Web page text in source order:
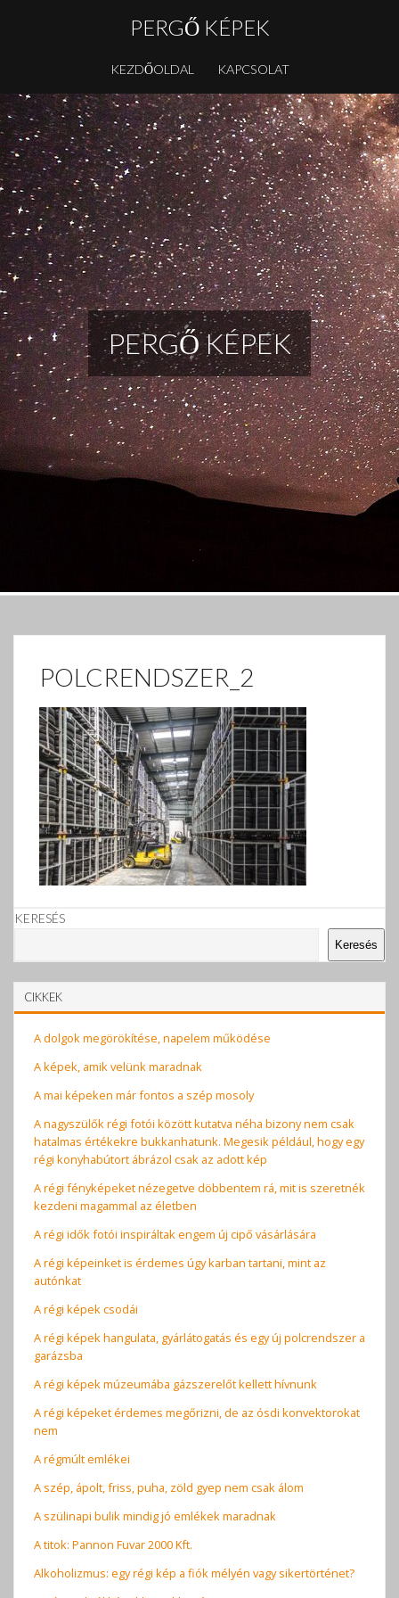
PERGŐ KÉPEK
KEZDŐOLDAL KAPCSOLAT
PERGŐ KÉPEK
POLCRENDSZER_2
KERESÉS
Keresés
CIKKEK
A dolgok megörökítése, napelem működése
A képek, amik velünk maradnak
A mai képeken már fontos a szép mosoly
A nagyszülők régi fotói között kutatva néha bizony nem csak
hatalmas értékekre bukkanhatunk. Megesik például, hogy egy
régi konyhabútort ábrázol csak az adott kép
A régi fényképeket nézegetve döbbentem rá, mit is szeretnék
kezdeni magammal az életben
A régi idők fotói inspiráltak engem új cipő vásárlására
A régi képeinket is érdemes úgy karban tartani, mint az
autónkat
A régi képek csodái
A régi képek hangulata, gyárlátogatás és egy új polcrendszer a
garázsba
A régi képek múzeumába gázszerelőt kellett hívnunk
A régi képeket érdemes megőrizni, de az ósdi konvektorokat
nem
A régmúlt emlékei
A szép, ápolt, friss, puha, zöld gyep nem csak álom
A szülinapi bulik mindig jó emlékek maradnak
A titok: Pannon Fuvar 2000 Kft.
Alkoholizmus: egy régi kép a fiók mélyén vagy sikertörténet?